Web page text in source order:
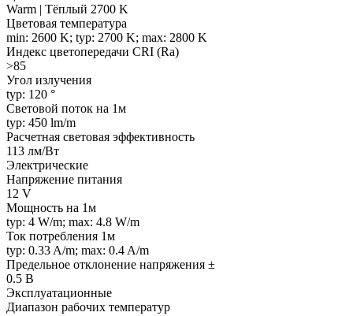
Warm | Тёплый 2700 K
Цветовая температура
min: 2600 K; typ: 2700 K; max: 2800 K
Индекс цветопередачи CRI (Ra)
>85
Угол излучения
typ: 120 °
Световой поток на 1м
typ: 450 lm/m
Расчетная световая эффективность
113 лм/Вт
Электрические
Напряжение питания
12 V
Мощность на 1м
typ: 4 W/m; max: 4.8 W/m
Ток потребления 1м
typ: 0.33 A/m; max: 0.4 A/m
Предельное отклонение напряжения ±
0.5 В
Эксплуатационные
Диапазон рабочих температур